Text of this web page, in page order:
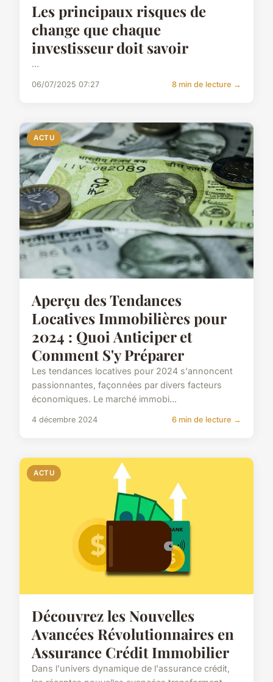
Les principaux risques de
change que chaque
investisseur doit savoir
...
06/07/2025 07:27 8 min de lecture →
ACTU
Aperçu des Tendances
Locatives Immobilières pour
2024 : Quoi Anticiper et
Comment S'y Préparer
Les tendances locatives pour 2024 s'annoncent
passionnantes, façonnées par divers facteurs
économiques. Le marché immobi...
4 décembre 2024 6 min de lecture →
ACTU
Découvrez les Nouvelles
Avancées Révolutionnaires en
Assurance Crédit Immobilier
Dans l'univers dynamique de l'assurance crédit,